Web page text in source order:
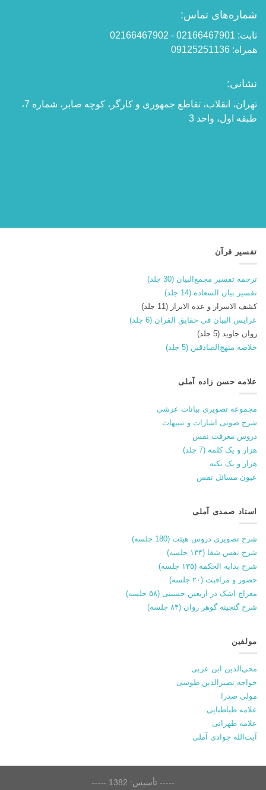
شماره‌های تماس:
ثابت: 02166467901 - 02166467902
همراه: 09125251136
نشانی:
تهران، انقلاب، تقاطع جمهوری و کارگر، کوچه صابر، شماره 7،
طبقه اول، واحد 3
تفسیر قرآن
ترجمه تفسیر مجمع‌البیان (30 جلد)
تفسیر بیان السعاده (14 جلد)
کشف الاسرار و عده الابرار (11 جلد)
عرایس البیان فی حقایق القران (6 جلد)
روان جاوید (5 جلد)
خلاصه منهج‌الصادقین (5 جلد)
علامه حسن زاده آملی
مجموعه تصویری بیانات عرشی
شرح صوتی اشارات و تنبیهات
دروس معرفت نفس
هزار و یک کلمه (7 جلد)
هزار و یک نکته
عیون مسائل نفس
استاد صمدی آملی
شرح تصویری دروس هیئت (180 جلسه)
شرح نفس شفا (۱۳۴ جلسه)
شرح بدایه الحکمه (۱۳۵ جلسه)
حضور و مراقبت (۲۰ جلسه)
معراج اشک در اربعین حسینی (۵۸ جلسه)
شرح گنجینه گوهر روان (۸۴ جلسه)
مولفین
محی‌الدین ابن عربی
خواجه نصیرالدین طوسی
مولی صدرا
علامه طباطبایی
علامه طهرانی
آیت‌الله جوادی آملی
----- تأسیس: 1382 -----